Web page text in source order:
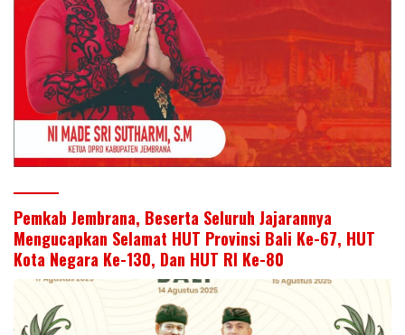
Pemkab Jembrana, Beserta Seluruh Jajarannya
Mengucapkan Selamat HUT Provinsi Bali Ke-67, HUT
Kota Negara Ke-130, Dan HUT RI Ke-80